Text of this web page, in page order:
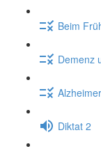
Beim
Demenz
Diktat 2